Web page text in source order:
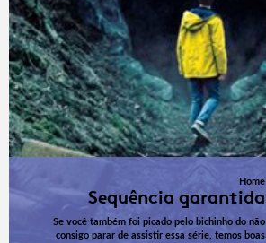
Home
Sequência garantida
Se você também foi picado pelo bichinho do não
consigo parar de assistir essa série, temos boas